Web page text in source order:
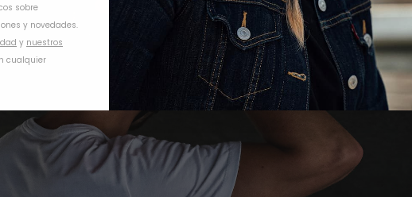
sobre
y novedades.
y nuestros
cualquier